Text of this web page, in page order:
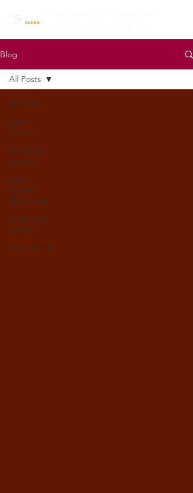
Blog
All Posts
pest
control
best pest
control
pest
control
Abu Dhabi
cockroach
control
lice control
All Posts